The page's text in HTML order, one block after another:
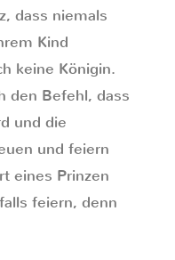
dass niemals
Kind
keine Königin.
den Befehl, dass
und die
und feiern
eines Prinzen
feiern, denn